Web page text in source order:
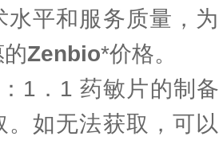
水平和服务质量，
Zenbio*价格。
1．1 药敏片的制
。如无法获取，可